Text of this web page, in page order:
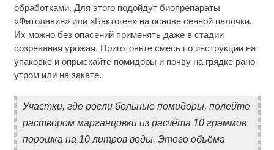
обработками. Для этого подойдут биопрепараты
«Фитолавин» или «Бактоген» на основе сенной палочки.
Их можно без опасений применять даже в стадии
созревания урожая. Приготовьте смесь по инструкции на
упаковке и опрыскайте помидоры и почву на грядке рано
утром или на закате.
Участки, где росли больные помидоры, полейте
раствором марганцовки из расчёта 10 граммов
порошка на 10 литров воды. Этого объёма